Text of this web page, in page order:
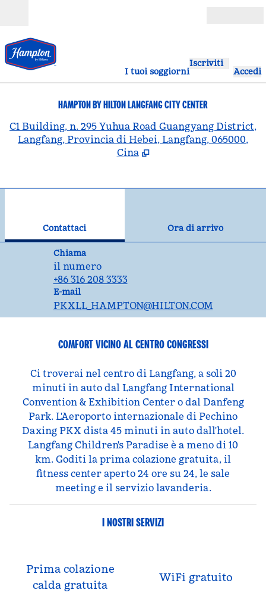
I tuoi soggiorni
Iscriviti
Accedi
HAMPTON BY HILTON LANGFANG CITY CENTER
C1 Building, n. 295 Yuhua Road Guangyang District,
Langfang, Provincia di Hebei, Langfang, 065000,
Cina
,
Contattaci
Ora di arrivo
Chiama
Chiama
il numero
+86 316 208 3333
E-mail
Email
PKXLL_HAMPTON@HILTON.COM
COMFORT VICINO AL CENTRO CONGRESSI
Ci troverai nel centro di Langfang, a soli 20
minuti in auto dal Langfang International
Convention & Exhibition Center o dal Danfeng
Park. L'Aeroporto internazionale di Pechino
Daxing PKX dista 45 minuti in auto dall'hotel.
Langfang Children's Paradise è a meno di 10
km. Goditi la prima colazione gratuita, il
fitness center aperto 24 ore su 24, le sale
meeting e il servizio lavanderia.
I NOSTRI SERVIZI
Prima colazione
calda gratuita
WiFi gratuito